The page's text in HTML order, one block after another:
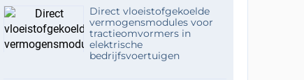
Direct vloeistofgekoelde
vermogensmodules voor
tractieomvormers in
elektrische
bedrijfsvoertuigen